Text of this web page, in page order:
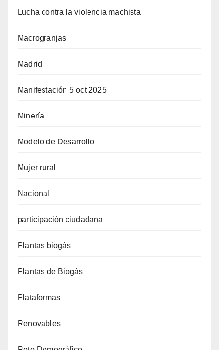
Lucha contra la violencia machista
Macrogranjas
Madrid
Manifestación 5 oct 2025
Minería
Modelo de Desarrollo
Mujer rural
Nacional
participación ciudadana
Plantas biogás
Plantas de Biogás
Plataformas
Renovables